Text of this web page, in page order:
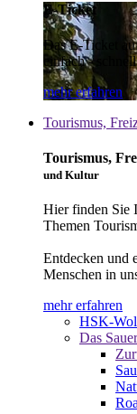
E-Ticket
Das E-Ticket
einfach -
mehr erfahren
Tourismus,
Tourismus,
und Kultur
Hier finden Sie
Themen
Entdecken und
Menschen in
mehr erfahren
HSK-
Das